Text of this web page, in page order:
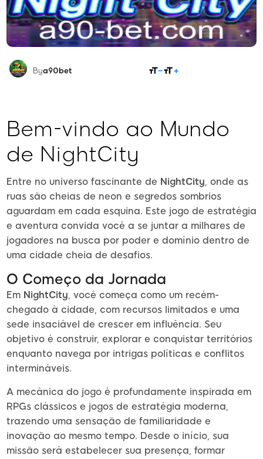
Bya90bet
Bem-vindo ao Mundo
de NightCity
Entre no universo fascinante de NightCity, onde as
ruas são cheias de neon e segredos sombrios
aguardam em cada esquina. Este jogo de estratégia
e aventura convida você a se juntar a milhares de
jogadores na busca por poder e domínio dentro de
uma cidade cheia de desafios.
O Começo da Jornada
Em NightCity, você começa como um recém-
chegado à cidade, com recursos limitados e uma
sede insaciável de crescer em influência. Seu
objetivo é construir, explorar e conquistar territórios
enquanto navega por intrigas políticas e conflitos
intermináveis.
A mecânica do jogo é profundamente inspirada em
RPGs clássicos e jogos de estratégia moderna,
trazendo uma sensação de familiaridade e
inovação ao mesmo tempo. Desde o início, sua
missão será estabelecer sua presença, formar